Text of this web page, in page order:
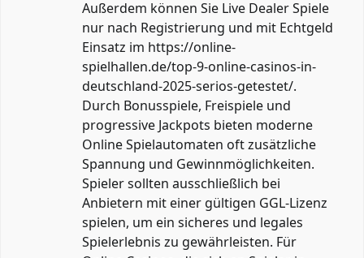
Außerdem können Sie Live Dealer Spiele
nur nach Registrierung und mit Echtgeld
Einsatz im https://online-
spielhallen.de/top-9-online-casinos-in-
deutschland-2025-serios-getestet/.
Durch Bonusspiele, Freispiele und
progressive Jackpots bieten moderne
Online Spielautomaten oft zusätzliche
Spannung und Gewinnmöglichkeiten.
Spieler sollten ausschließlich bei
Anbietern mit einer gültigen GGL-Lizenz
spielen, um ein sicheres und legales
Spielerlebnis zu gewährleisten. Für